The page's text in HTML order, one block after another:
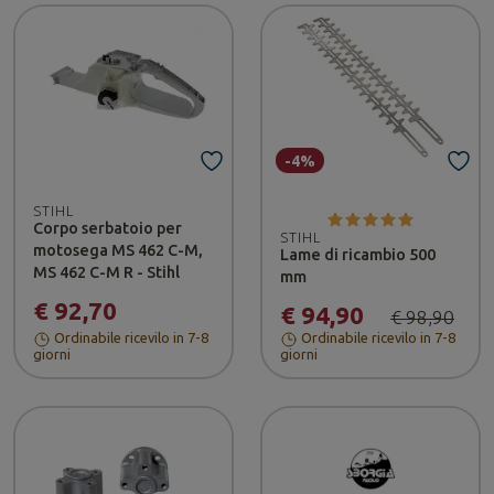
STIHL
Corpo serbatoio per
motosega MS 462 C-M,
MS 462 C-M R - Stihl
€ 92,70
Ordinabile ricevilo in 7-8
giorni
STIHL
Lame di ricambio 500
mm
€ 94,90 € 98,90
-4%
Ordinabile ricevilo in 7-8
giorni